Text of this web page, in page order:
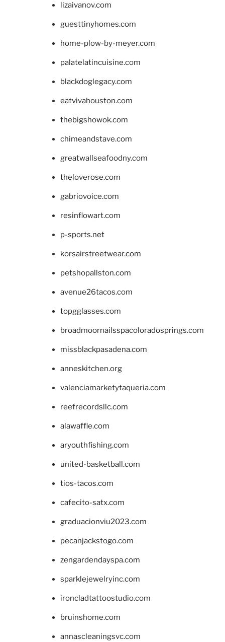
lizaivanov.com
guesttinyhomes.com
home-plow-by-meyer.com
palatelatincuisine.com
blackdoglegacy.com
eatvivahouston.com
thebigshowok.com
chimeandstave.com
greatwallseafoodny.com
theloverose.com
gabriovoice.com
resinflowart.com
p-sports.net
korsairstreetwear.com
petshopallston.com
avenue26tacos.com
topgglasses.com
broadmoornailsspacoloradosprings.com
missblackpasadena.com
anneskitchen.org
valenciamarketytaqueria.com
reefrecordsllc.com
alawaffle.com
aryouthfishing.com
united-basketball.com
tios-tacos.com
cafecito-satx.com
graduacionviu2023.com
pecanjackstogo.com
zengardendayspa.com
sparklejewelryinc.com
ironcladtattoostudio.com
bruinshome.com
annascleaningsvc.com